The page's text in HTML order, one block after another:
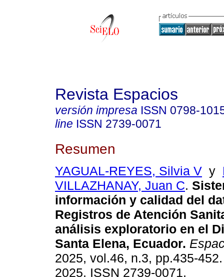
Revista Espacios
versión impresa ISSN 0798-
line ISSN 2739-0071
Resumen
YAGUAL-REYES, Silvia V y
VILLAZHANAY, Juan C.
información y calidad del
Registros de Atención
análisis exploratorio en el
Santa Elena, Ecuador.
2025, vol.46, n.3, pp.435-
2025. ISSN 2739-0071.